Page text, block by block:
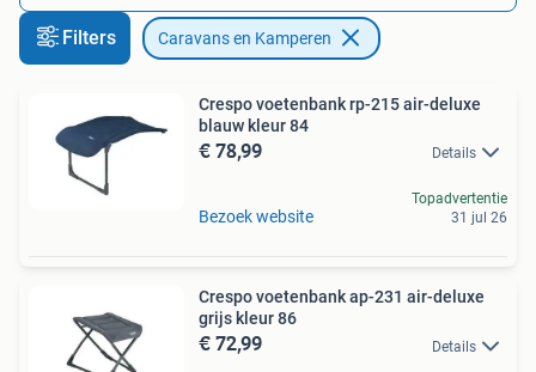
Filters Caravans en Kamperen
Crespo voetenbank rp-215 air-deluxe
blauw kleur 84
€ 78,99 Details
Bezoek website
Topadvertentie
31 jul 26
Crespo voetenbank ap-231 air-deluxe
grijs kleur 86
€ 72,99 Details